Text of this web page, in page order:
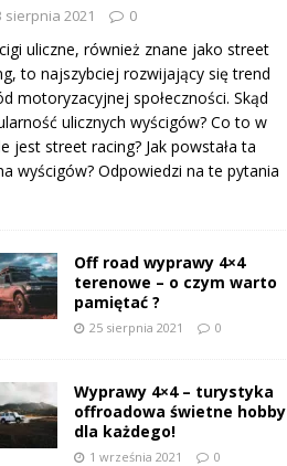
sierpnia 2021 0
uliczne, również znane jako street
to najszybciej rozwijający się trend
motoryzacyjnej społeczności. Skąd
ulicznych wyścigów? Co to w
jest street racing? Jak powstała ta
wyścigów? Odpowiedzi na te pytania
Off road wyprawy 4×4
terenowe – o czym warto
pamiętać ?
25 sierpnia 2021 0
Wyprawy 4×4 – turystyka
offroadowa świetne hobby
dla każdego!
1 września 2021 0